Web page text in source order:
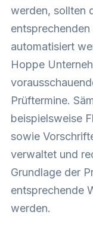
werden, sollten
automatisiert
Hoppe
Prüftermine.
beispielsweise
sowie
verwaltet und
Grundlage der
entsprechende
werden.